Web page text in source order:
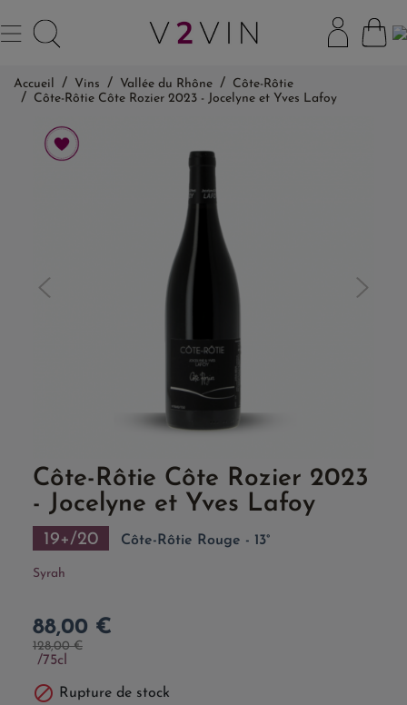
Accueil Vins Vallée du Rhône
Côte-Rôtie
Côte-Rôtie Côte Rozier 2023 - Jocelyne et Yves Lafoy
Côte-Rôtie Côte Rozier 2023
- Jocelyne et Yves Lafoy
19+/20 Côte-Rôtie Rouge - 13°
Syrah
88,00 €
128,00 €
75cl
 Rupture de stock